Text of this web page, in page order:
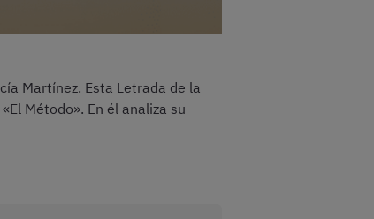
Martínez. Esta Letrada de la
Método». En él analiza su